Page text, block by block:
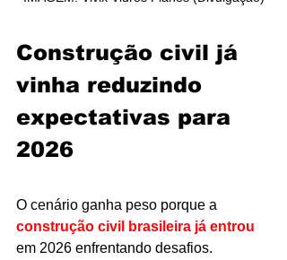
Construção civil já
vinha reduzindo
expectativas para
2026
O cenário ganha peso porque a
construção civil brasileira já entrou
em 2026 enfrentando desafios.